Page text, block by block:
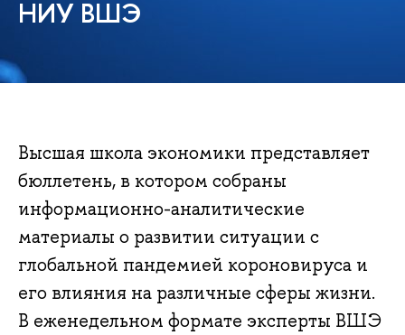
НИУ ВШЭ
Высшая школа экономики представляет
бюллетень, в котором собраны
информационно-аналитические
материалы о развитии ситуации с
глобальной пандемией короновируса и
его влияния на различные сферы жизни.
В еженедельном формате эксперты ВШЭ